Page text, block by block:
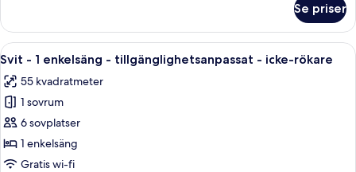
-
badkar
-
queensize-
tillgänglighetsanpassat
badkar
Se priser
Öppna
alla
foton
för
Svit
-
1
Ett hotellrum med två sängar, en
5
Svit - 1 enkelsäng - tillgänglighetsanpassat - icke-rökare
55 kvadratmeter
1 sovrum
6 sovplatser
1 enkelsäng
Gratis wi-fi